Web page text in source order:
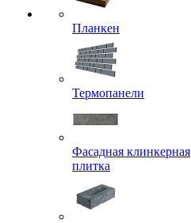
Планкен
Термопанели
Фасадная клинкерная
плитка